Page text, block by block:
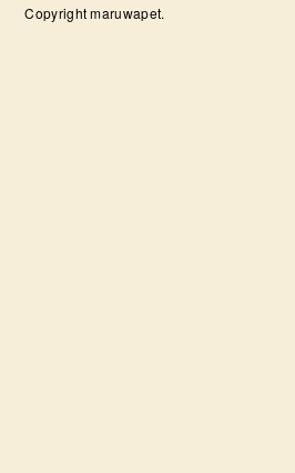
Copyright maruwapet.